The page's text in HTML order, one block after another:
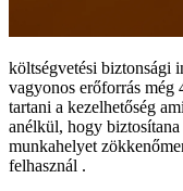
költségvetési biztonsági
vagyonos erőforrás még
tartani a kezelhetőség
anélkül, hogy
munkahelyet
felhasznál .